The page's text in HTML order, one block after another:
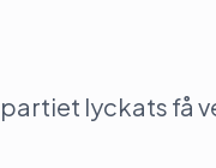
lyckats få